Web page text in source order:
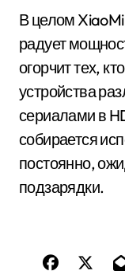
В целом
радует
огорчит тех,
устройства
сериалами в
собирается
постоянно,
подзарядки.